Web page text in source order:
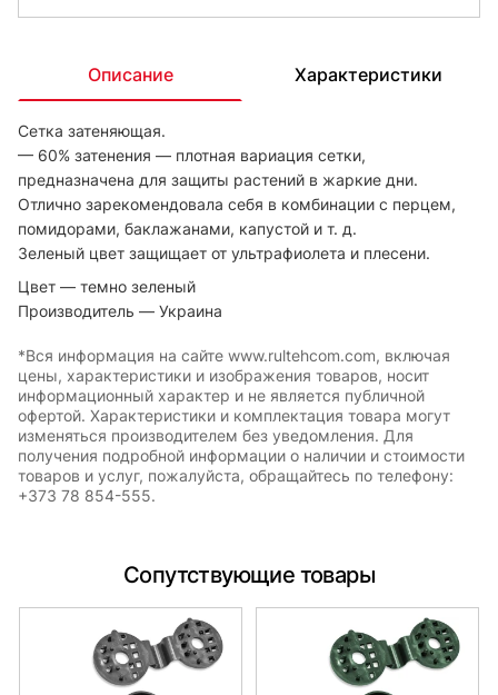
Описание Характеристики
Сетка затеняющая.
— 60% затенения — плотная вариация сетки,
предназначена для защиты растений в жаркие дни.
Отлично зарекомендовала себя в комбинации с перцем,
помидорами, баклажанами, капустой и т. д.
Зеленый цвет защищает от ультрафиолета и плесени.
Цвет — темно зеленый
Производитель — Украина
*Вся информация на сайте www.rultehcom.com, включая
цены, характеристики и изображения товаров, носит
информационный характер и не является публичной
офертой. Характеристики и комплектация товара могут
изменяться производителем без уведомления. Для
получения подробной информации о наличии и стоимости
товаров и услуг, пожалуйста, обращайтесь по телефону:
+373 78 854-555.
Сопутствующие товары